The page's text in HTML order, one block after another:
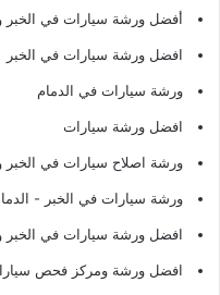
أفضل ورشة سيارات في الخبر
افضل ورشة سيارات في الخبر
ورشة سيارات في الدمام
افضل ورشة سيارات
ورشة اصلاح سيارات في الخبر
ورشة سيارات في الخبر -
افضل ورشة سيارات في الخبر
افضل ورشة ومركز فحص